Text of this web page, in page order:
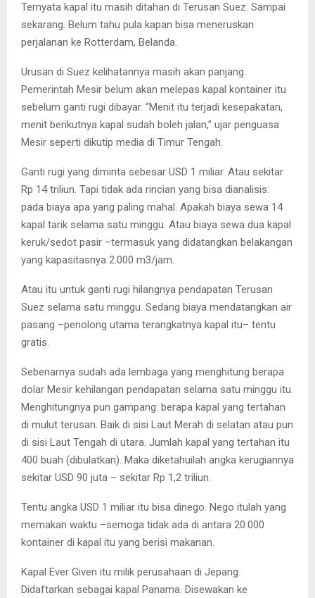
Ternyata kapal itu masih ditahan di Terusan Suez. Sampai
sekarang. Belum tahu pula kapan bisa meneruskan
perjalanan ke Rotterdam, Belanda.
Urusan di Suez kelihatannya masih akan panjang.
Pemerintah Mesir belum akan melepas kapal kontainer itu
sebelum ganti rugi dibayar. “Menit itu terjadi kesepakatan,
menit berikutnya kapal sudah boleh jalan,” ujar penguasa
Mesir seperti dikutip media di Timur Tengah.
Ganti rugi yang diminta sebesar USD 1 miliar. Atau sekitar
Rp 14 triliun. Tapi tidak ada rincian yang bisa dianalisis:
pada biaya apa yang paling mahal. Apakah biaya sewa 14
kapal tarik selama satu minggu. Atau biaya sewa dua kapal
keruk/sedot pasir –termasuk yang didatangkan belakangan
yang kapasitasnya 2.000 m3/jam.
Atau itu untuk ganti rugi hilangnya pendapatan Terusan
Suez selama satu minggu. Sedang biaya mendatangkan air
pasang –penolong utama terangkatnya kapal itu– tentu
gratis.
Sebenarnya sudah ada lembaga yang menghitung berapa
dolar Mesir kehilangan pendapatan selama satu minggu itu.
Menghitungnya pun gampang: berapa kapal yang tertahan
di mulut terusan. Baik di sisi Laut Merah di selatan atau pun
di sisi Laut Tengah di utara. Jumlah kapal yang tertahan itu
400 buah (dibulatkan). Maka diketahuilah angka kerugiannya
sekitar USD 90 juta – sekitar Rp 1,2 triliun.
Tentu angka USD 1 miliar itu bisa dinego. Nego itulah yang
memakan waktu –semoga tidak ada di antara 20.000
kontainer di kapal itu yang berisi makanan.
Kapal Ever Given itu milik perusahaan di Jepang.
Didaftarkan sebagai kapal Panama. Disewakan ke